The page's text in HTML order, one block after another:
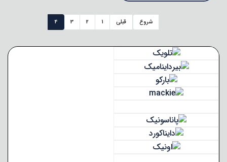
شروع قبلی 1
2
3
4